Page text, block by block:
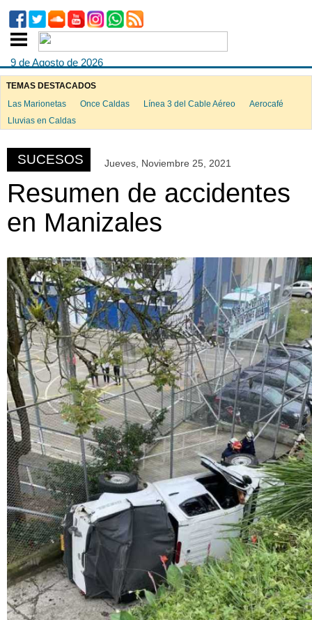
9 de Agosto de 2026
TEMAS DESTACADOS
Las Marionetas
Once Caldas Línea 3 del Cable Aéreo
Aerocafé
Lluvias en Caldas
SUCESOS Jueves, Noviembre 25, 2021
Resumen de accidentes
en Manizales